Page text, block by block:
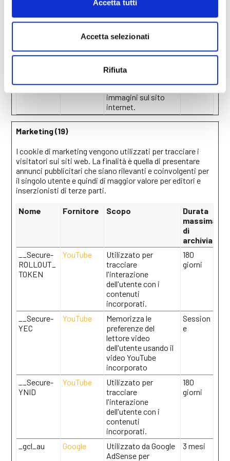
Accetta tutti
Accetta selezionati
Rifiuta
vengono utilizzate
l’esperienza del
visitatore.
hjViewport
Id
Hotjar
Salva la dimensione
dello schermo
dell'utente per
dimensione delle
immagini sul sito
internet.
Session
e
Marketing (19)
I cookie di marketing vengono utilizzati per tracciare i
visitatori sui siti web. La finalità è quella di presentare
annunci pubblicitari che siano rilevanti e coinvolgenti per
il singolo utente e quindi di maggior valore per editori e
inserzionisti di terze parti.
Nome Fornitore Scopo
Durata
massima
di
__Secure-
ROLLOUT_
TOKEN
YouTube
Utilizzato per
tracciare
l'interazione
dell'utente con i
contenuti
incorporati.
180
giorni
__Secure-
YEC
YouTube
Memorizza le
preferenze del
lettore video
dell'utente usando il
video YouTube
incorporato
Session
e
__Secure-
YNID
YouTube
Utilizzato per
tracciare
l'interazione
dell'utente con i
contenuti
incorporati.
180
giorni
_gcl_au Google
Utilizzato da Google
AdSense per
3 mesi